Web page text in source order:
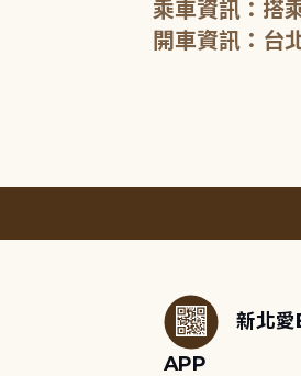
乘車資訊：搭
開車資訊：台
新北
APP